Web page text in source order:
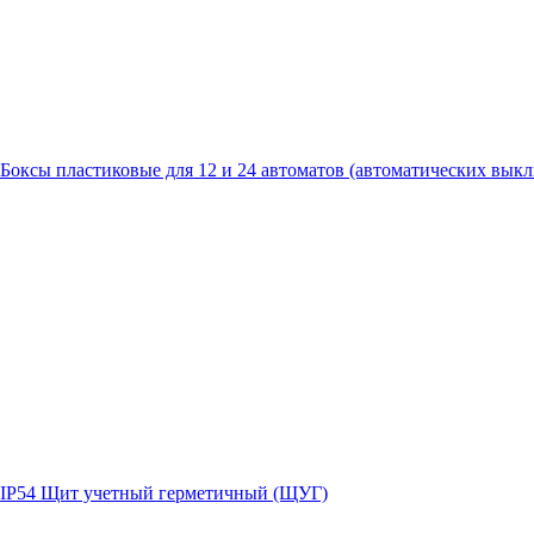
Боксы пластиковые для 12 и 24 автоматов (автоматических
IP54 Щит учетный герметичный (ЩУГ)